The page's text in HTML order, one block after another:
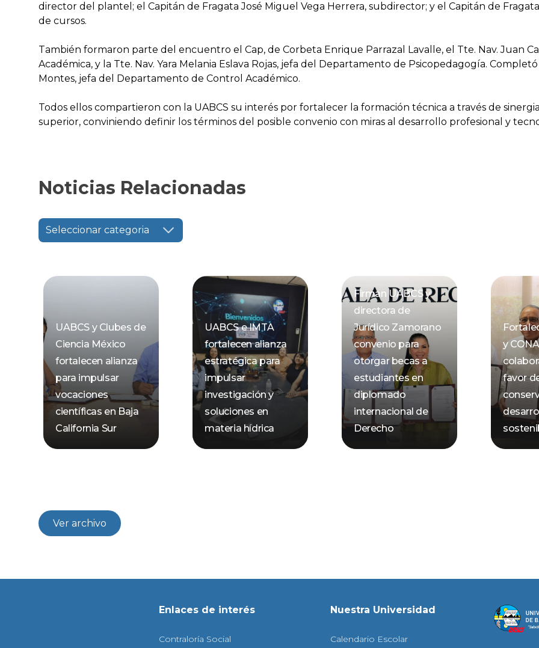
director del plantel; el Capitán de Fragata José Miguel Vega Herrera, subdirector; y el Capitán de
de cursos.
También formaron parte del encuentro el Cap, de Corbeta Enrique Parrazal Lavalle, el Tte. Nav. Juan
Académica, y la Tte. Nav. Yara Melania Eslava Rojas, jefa del Departamento de Psicopedagogía.
Montes, jefa del Departamento de Control Académico.
Todos ellos compartieron con la UABCS su interés por fortalecer la formación técnica a través de
superior, conviniendo definir los términos del posible convenio con miras al desarrollo profesional y
Noticias Relacionadas
Seleccionar categoria
UABCS y Clubes de
Ciencia México
fortalecen alianza
para impulsar
vocaciones
científicas en Baja
California Sur
UABCS e IMTA
fortalecen alianza
estratégica para
impulsar
investigación y
soluciones en
materia hídrica
Firman UABCS y
directora de
Jurídico Zamorano
convenio para
otorgar becas a
estudiantes en
diplomado
internacional de
Derecho
y
favor
Ver archivo
Enlaces de interés
Contraloría Social
Nuestra Universidad
Calendario Escolar